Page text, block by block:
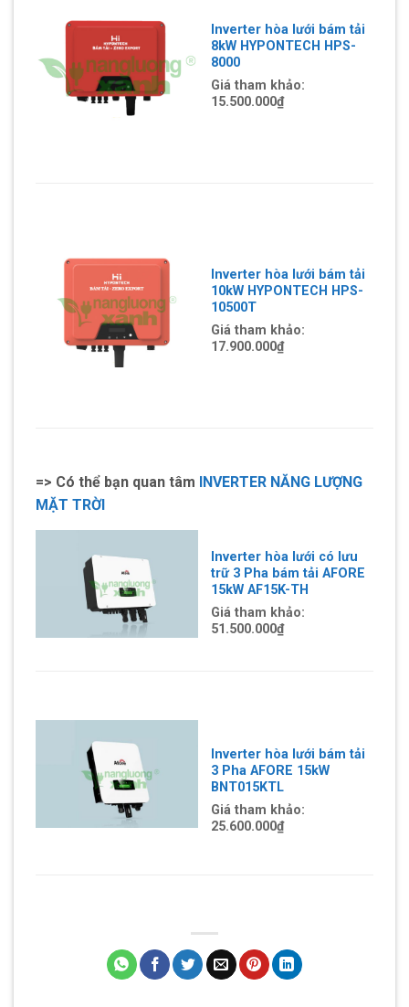
Inverter hòa lưới bám tải
8kW HYPONTECH HPS-
8000
Giá tham khảo:
15.500.000₫
Inverter hòa lưới bám tải
10kW HYPONTECH HPS-
10500T
Giá tham khảo:
17.900.000₫
=> Có thể bạn quan tâm INVERTER NĂNG LƯỢNG
MẶT TRỜI
Inverter hòa lưới có lưu
trữ 3 Pha bám tải AFORE
15kW AF15K-TH
Giá tham khảo:
51.500.000₫
Inverter hòa lưới bám tải
3 Pha AFORE 15kW
BNT015KTL
Giá tham khảo:
25.600.000₫